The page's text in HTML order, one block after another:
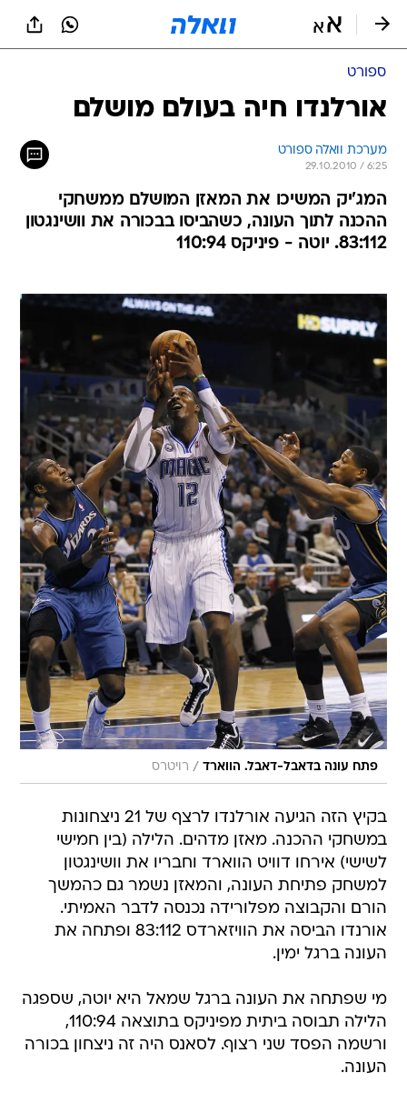
ספורט
אורלנדו חיה בעולם מושלם
מערכת וואלה ספורט
29.10.2010 / 6:25
המג'יק המשיכו את המאזן המושלם ממשחקי
ההכנה לתוך העונה, כשהביסו בבכורה את וושינגטון
83:112. יוטה - פיניקס 110:94
פתח עונה בדאבל-דאבל. הווארד / רויטרס
בקיץ הזה הגיעה אורלנדו לרצף של 21 ניצחונות
במשחקי ההכנה. מאזן מדהים. הלילה (בין חמישי
לשישי) אירחו דוויט הווארד וחבריו את וושינגטון
למשחק פתיחת העונה, והמאזן נשמר גם כהמשך
הורם והקבוצה מפלורידה נכנסה לדבר האמיתי.
אורנדו הביסה את הוויזארדס 83:112 ופתחה את
העונה ברגל ימין.
מי שפתחה את העונה ברגל שמאל היא יוטה, שספגה
הלילה תבוסה ביתית מפיניקס בתוצאה 110:94,
ורשמה הפסד שני רצוף. לסאנס היה זה ניצחון בכורה
העונה.